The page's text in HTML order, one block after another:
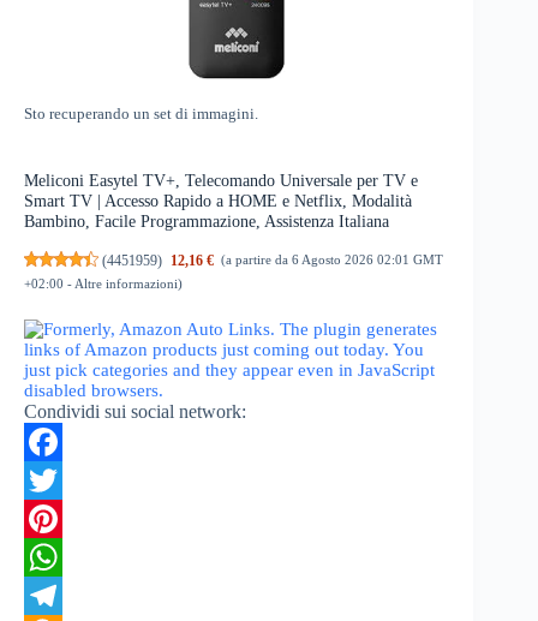
Sto recuperando un set di immagini.
Meliconi Easytel TV+, Telecomando Universale per TV e
Smart TV | Accesso Rapido a HOME e Netflix, Modalità
Bambino, Facile Programmazione, Assistenza Italiana
(4451959) 12,16 € (a partire da 6 Agosto 2026 02:01 GMT
+02:00 - Altre informazioni)
Condividi sui social network:
F
a
c
e
T
w
P
W